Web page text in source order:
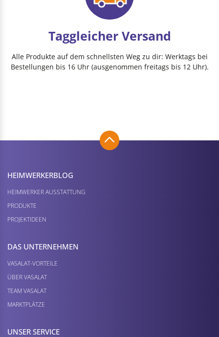
Taggleicher Versand
Alle Produkte auf dem schnellsten Weg zu dir: Werktags bei
Bestellungen bis 16 Uhr (ausgenommen freitags bis 12 Uhr).
HEIMWERKER­BLOG
HEIMWERKER AUSSTATTUNG
PRODUKTE
PROJEKTIDEEN
DAS UNTERNEHMEN
VASALAT-VORTEILE
ÜBER VASALAT
TEAM VASALAT
MARKTPLÄTZE
UNSER SERVICE